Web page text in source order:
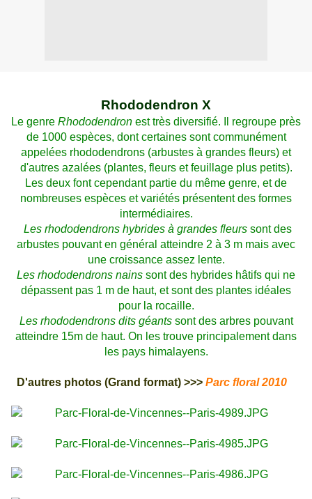
Rhododendron X
Le genre Rhododendron est très diversifié. Il regroupe près
de 1000 espèces, dont certaines sont communément
appelées rhododendrons (arbustes à grandes fleurs) et
d'autres azalées (plantes, fleurs et feuillage plus petits).
Les deux font cependant partie du même genre, et de
nombreuses espèces et variétés présentent des formes
intermédiaires.
Les rhododendrons hybrides à grandes fleurssont des
arbustes pouvant en général atteindre 2 à 3 m mais avec
une croissance assez lente.
Les rhododendrons nains sont des hybrides hâtifs qui ne
dépassent pas 1 m de haut, et sont des plantes idéales
pour la rocaille.
Les rhododendrons dits géantssont des arbres pouvant
atteindre 15m de haut. On les trouve principalement dans
les pays himalayens.
D'autres photos (Grand format) >>> Parc floral 2010